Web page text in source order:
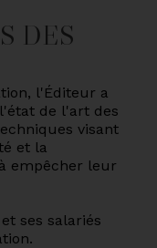
DES
l'Éditeur a
de l'art des
visant
et la
empêcher leur
ses salariés